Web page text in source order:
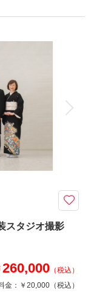
ペットと撮影
おります。衣装や撮影
20,000/ 1か所
□撮影カット：300カ
品)/ ご新郎衣装/ ご新
/ 撮影小物一式 /
スタジオ撮影
260,000 （税込）
金： ￥20,000 （税込）